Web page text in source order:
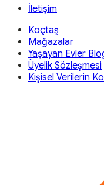
İletişim
Koçtaş
Mağazalar
Yaşayan Evler
Üyelik Sözleşmesi
Kişisel Verilerin